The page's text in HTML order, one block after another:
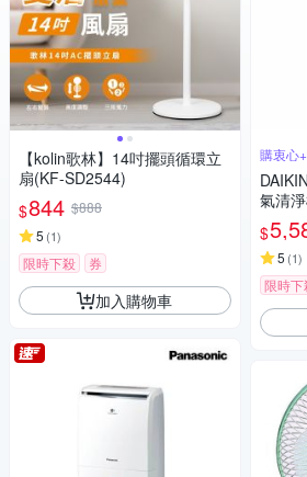
【kolin歌林】14吋擺頭循環立
扇(KF-SD2544)
$844 $888
5 (1)
限時下殺 券
加入購物車
購衷心
氣清
$
5 (1)
限時下